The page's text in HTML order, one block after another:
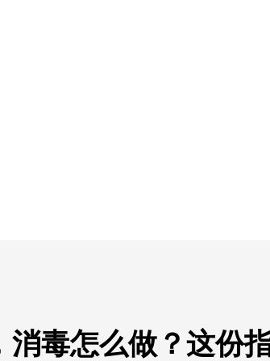
消毒怎么做？这份